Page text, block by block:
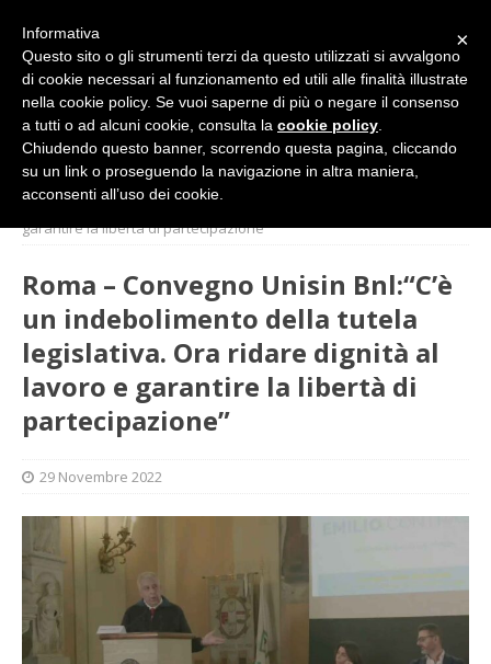
SINDACATO
Roma – Convegno Unisin Bnl:“C’è un
indebolimento della tutela legislativa. Ora ridare dignità al lavoro e
garantire la libertà di partecipazione”
Roma – Convegno Unisin Bnl:“C’è
un indebolimento della tutela
legislativa. Ora ridare dignità al
lavoro e garantire la libertà di
partecipazione”
29 Novembre 2022
×
Informativa
Questo sito o gli strumenti terzi da questo utilizzati si avvalgono
di cookie necessari al funzionamento ed utili alle finalità illustrate
nella cookie policy. Se vuoi saperne di più o negare il consenso
a tutti o ad alcuni cookie, consulta la cookie policy
Chiudendo questo banner, scorrendo questa pagina, cliccando
su un link o proseguendo la navigazione in altra maniera,
acconsenti all’uso dei cookie.